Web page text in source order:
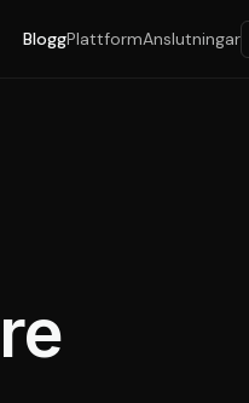
BloggPlattformAnslutningar